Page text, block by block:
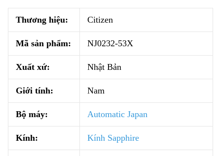
Thương hiệu: Citizen
Mã sản phẩm: NJ0232-53X
Xuất xứ: Nhật Bản
Giới tính: Nam
Bộ máy: Automatic Japan
Kính: Kính Sapphire